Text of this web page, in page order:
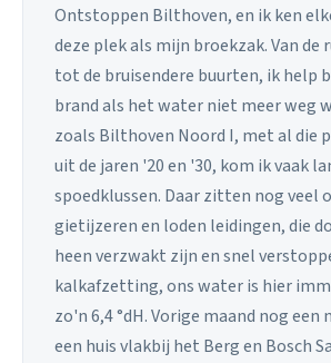
Ontstoppen Bilthoven, en ik ken
deze plek als mijn broekzak. Van de
tot de bruisendere buurten, ik help
brand als het water niet meer weg
zoals Bilthoven Noord I, met al die
uit de jaren '20 en '30, kom ik vaak
spoedklussen. Daar zitten nog veel
gietijzeren en loden leidingen, die
heen verzwakt zijn en snel
kalkafzetting, ons water is hier
zo'n 6,4 °dH. Vorige maand nog een
een huis vlakbij het Berg en Bosch